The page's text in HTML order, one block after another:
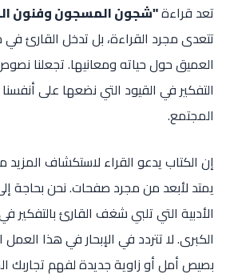
تعد قراءة"شجون المسجون وفنون
تتعدى مجرد القراءة، بل تدخل القارئ في
العميق حول حياته ومعانيها. تجعلنا
التفكير في القيود التي نضعها على
المجتمع.
إن الكتاب يدعو القراء لاستكشاف المزيد
يمتد لأبعد من مجرد صفحات. نحن بحاجة
الأدبية التي تلبي شغف القارئ بالتفكير
الكبرى. لا تتردد في الإبحار في هذا العمل
بصيص أمل أو زاوية جديدة لفهم تجاربك